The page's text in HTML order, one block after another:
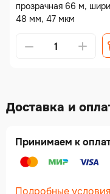
прозрачная 66 м,
48 мм, 47 мкм
Доставка и
Принимаем к
Подробные условия